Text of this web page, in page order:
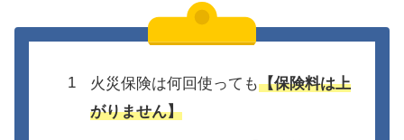
火災保険は何回使っても【保険料は上
がりません】